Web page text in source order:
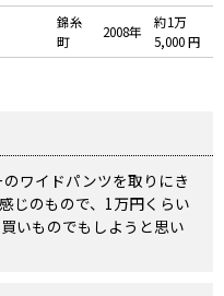
錦糸
町
2008年
約1万
5,000 円
ワイドパンツを取りにき
じのもので、1万円くらい
いものでもしようと思い